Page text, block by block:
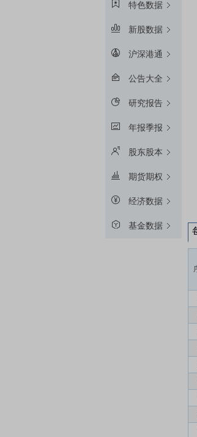
特色数据
新股数据
沪深港通
公告大全
研究报告
年报季报
股东股本
期货期权
经济数据
基金数据